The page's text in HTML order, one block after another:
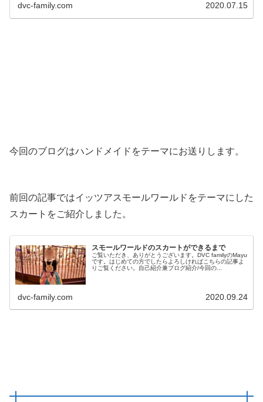
dvc-family.com 2020.07.15
今回のブログはハンドメイドをテーマにお送りします。
前回の記事ではイッツアスモールワールドをテーマにした
スカートをご紹介しました。
スモールワールドのスカートができるまで
ご覧いただき、ありがとうございます。DVC familyのMayu
です。はじめての方でしたらよろしければこちらの記事よ
りご覧ください。自己紹介兼ブログ紹介/今回の...
dvc-family.com 2020.09.24